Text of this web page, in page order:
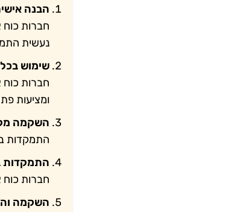
הבנה
חברות
נעשית
שימוש
חברות
ומציעות
השקמה
התמקדות
התמקדות
חברות כוח
השקמה